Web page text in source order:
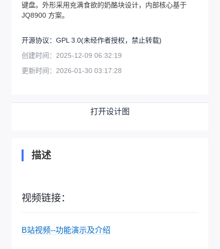
键盘。外形采用充满食欲的奶酪块设计，内部核心基于
JQ8900 方案。
开源协议： GPL 3.0(未经作者授权，禁止转载)
创建时间： 2025-12-09 06:32:19
更新时间： 2026-01-30 03:17:28
打开设计图
描述
视频链接：
B站视频--功能演示及介绍